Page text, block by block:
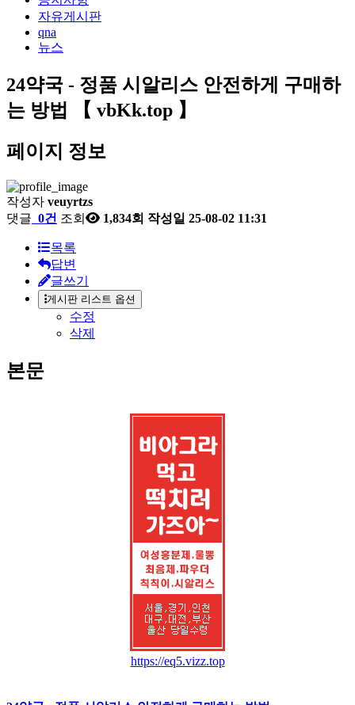
자유게시판
qna
뉴스
24약국 - 정품 시알리스 안전하게 구매하
는 방법 【 vbKk.top 】
페이지 정보
작성자 veuyrtzs
댓글 0건 조회 1,834회 작성일 25-08-02 11:31
목록
답변
글쓰기
게시판 리스트 옵션
수정
삭제
본문
https://eq5.vizz.top